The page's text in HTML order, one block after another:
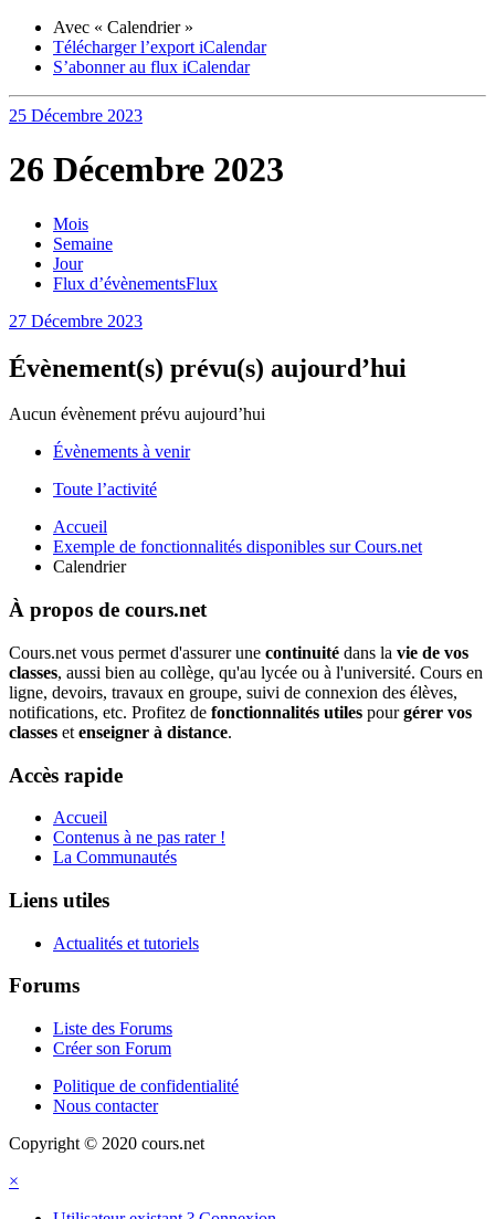
Avec « Calendrier »
Télécharger l’export iCalendar
S’abonner au flux iCalendar
25 Décembre 2023
26 Décembre 2023
Mois
Semaine
Jour
Flux d’évènementsFlux
27 Décembre 2023
Évènement(s) prévu(s) aujourd’hui
Aucun évènement prévu aujourd’hui
Évènements à venir
Toute l’activité
Accueil
Exemple de fonctionnalités disponibles sur Cours.net
Calendrier
À propos de cours.net
Cours.net vous permet d'assurer une continuité dans la vie de vos
classes, aussi bien au collège, qu'au lycée ou à l'université. Cours en
ligne, devoirs, travaux en groupe, suivi de connexion des élèves,
notifications, etc. Profitez de fonctionnalités utiles pourgérer vos
classes et enseigner à distance.
Accès rapide
Accueil
Contenus à ne pas rater !
La Communautés
Liens utiles
Actualités et tutoriels
Forums
Liste des Forums
Créer son Forum
Politique de confidentialité
Nous contacter
Copyright © 2020 cours.net
×